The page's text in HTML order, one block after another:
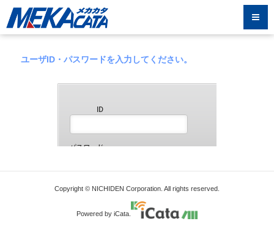
ユーザID・パスワードを入力してください。
Copyright © NICHIDEN Corporation. All rights reserved.
Powered by iCata.